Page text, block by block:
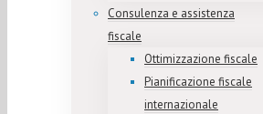
Consulenza e assistenza
fiscale
Ottimizzazione fiscale
Pianificazione fiscale
internazionale